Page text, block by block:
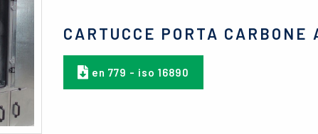
CARTUCCE PORTA CARBONE
en 779 - iso 16890